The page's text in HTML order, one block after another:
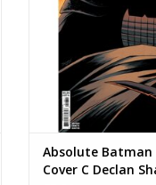
TOEVOEGEN AAN
Absolute Batman
Cover C Declan